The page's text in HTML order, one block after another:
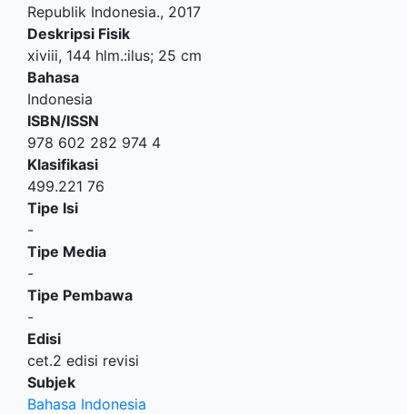
Republik Indonesia., 2017
Deskripsi Fisik
xiviii, 144 hlm.:ilus; 25 cm
Bahasa
Indonesia
ISBN/ISSN
978 602 282 974 4
Klasifikasi
499.221 76
Tipe Isi
-
Tipe Media
-
Tipe Pembawa
-
Edisi
cet.2 edisi revisi
Subjek
Bahasa Indonesia